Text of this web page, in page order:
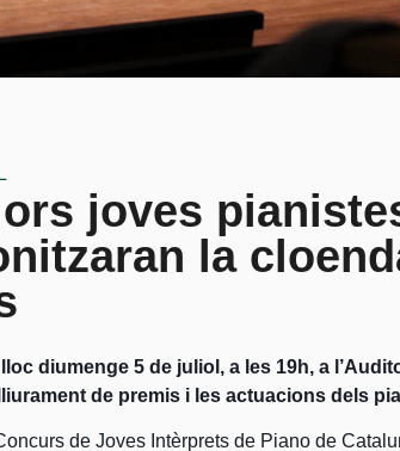
joves
la
lloc diumenge 5 de juliol, a les 19h, a
de premis i les actuacions dels
de Joves Intèrprets de Piano de